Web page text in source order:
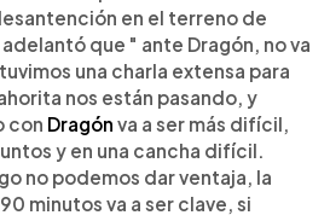
en el terreno de
que " ante Dragón, no va
una charla extensa para
nos están pasando, y
con Dragón va a ser más difícil,
y en una cancha difícil.
no podemos dar ventaja, la
minutos va a ser clave, si